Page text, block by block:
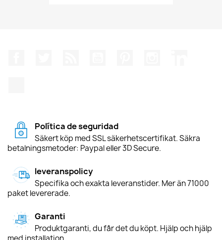
Política de seguridad
Säkert köp med SSL säkerhetscertifikat. Säkra
betalningsmetoder: Paypal eller 3D Secure.
leveranspolicy
Specifika och exakta leveranstider. Mer än 71000
paket levererade.
Garanti
Produktgaranti, du får det du köpt. Hjälp och hjälp